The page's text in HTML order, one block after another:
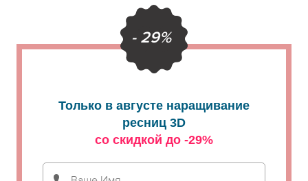
- 29%
Только в августе наращивание
ресниц 3D
со скидкой до -29%